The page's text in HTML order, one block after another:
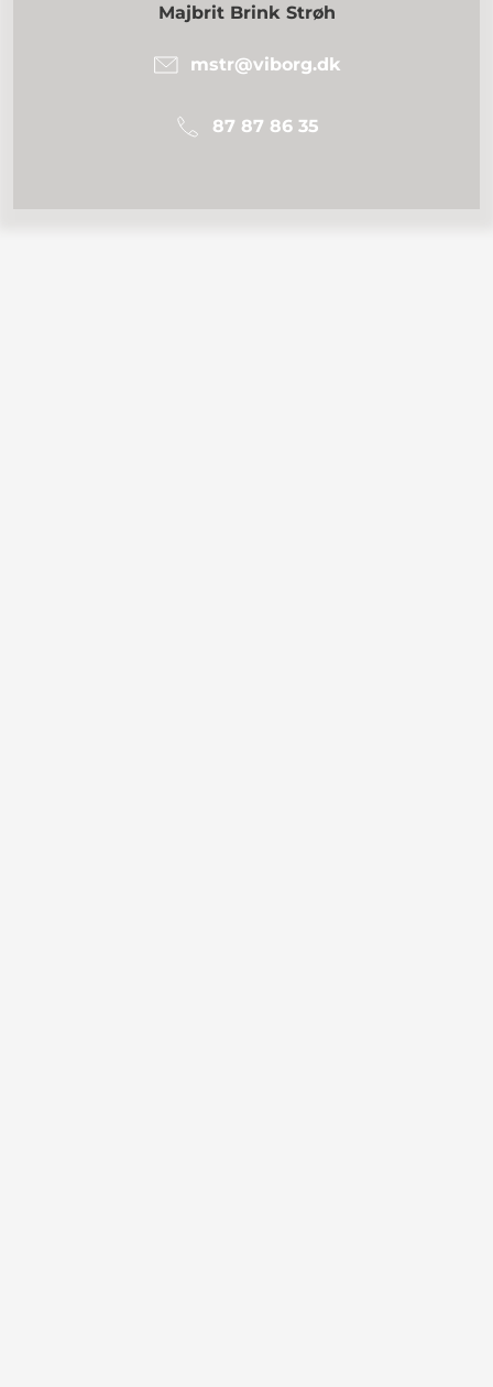
Majbrit Brink Strøh
mstr@viborg.dk
87 87 86 35